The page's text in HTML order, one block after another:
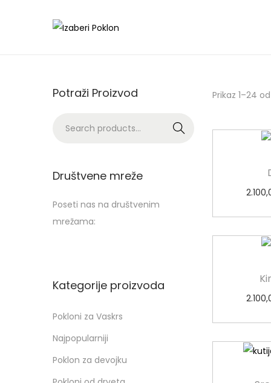
Prikaz 1–24
Potraži Proizvod
Search
Društvene mreže
Poseti nas na društvenim
mrežama:
Kategorije proizvoda
Pokloni za Vaskrs
Najpopularniji
Poklon za devojku